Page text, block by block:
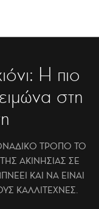
Η πιο
στη
ΤΡΟΠΟ ΤΟ
ΑΚΙΝΗΣΙΑΣ ΣΕ
ΚΑΙ ΝΑ ΕΙΝΑΙ
ΚΑΛΛΙΤΕΧΝΕΣ.